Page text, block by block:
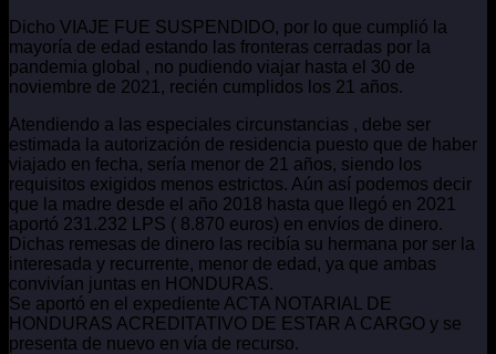
Dicho VIAJE FUE SUSPENDIDO, por lo que cumplió la
mayoría de edad estando las fronteras cerradas por la
pandemia global , no pudiendo viajar hasta el 30 de
noviembre de 2021, recién cumplidos los 21 años.
Atendiendo a las especiales circunstancias , debe ser
estimada la autorización de residencia puesto que de haber
viajado en fecha, sería menor de 21 años, siendo los
requisitos exigidos menos estrictos. Aún así podemos decir
que la madre desde el año 2018 hasta que llegó en 2021
aportó 231.232 LPS ( 8.870 euros) en envíos de dinero.
Dichas remesas de dinero las recibía su hermana por ser la
interesada y recurrente, menor de edad, ya que ambas
convivían juntas en HONDURAS.
Se aportó en el expediente ACTA NOTARIAL DE
HONDURAS ACREDITATIVO DE ESTAR A CARGO y se
presenta de nuevo en vía de recurso.